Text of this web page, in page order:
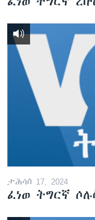
ታሕሳስ 17, 2024
ፈነወ ትግርኛ